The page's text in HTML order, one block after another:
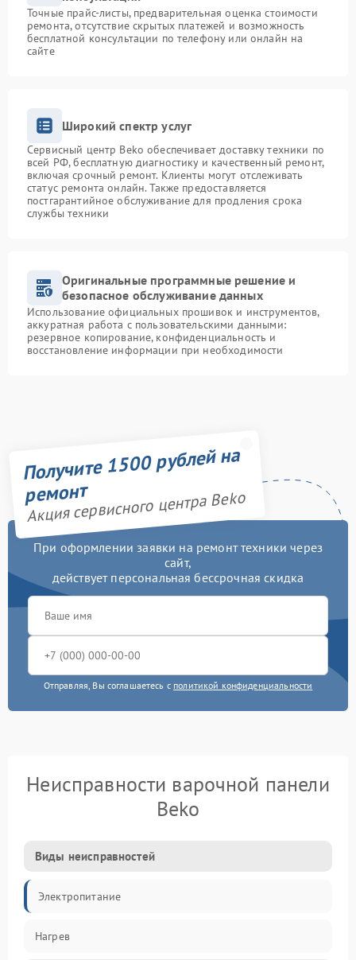
Точные прайс-листы, предварительная оценка стоимости
ремонта, отсутствие скрытых платежей и возможность
бесплатной консультации по телефону или онлайн на
сайте
Широкий спектр услуг
Сервисный центр Beko обеспечивает доставку техники по
всей РФ, бесплатную диагностику и качественный ремонт,
включая срочный ремонт. Клиенты могут отслеживать
статус ремонта онлайн. Также предоставляется
постгарантийное обслуживание для продления срока
службы техники
Оригинальные программные решение и
безопасное обслуживание данных
Использование официальных прошивок и инструментов,
аккуратная работа с пользовательскими данными:
резервное копирование, конфиденциальность и
восстановление информации при необходимости
Получите 1500 рублей на
ремонт
Акция сервисного центра Beko
При оформлении заявки на ремонт техники через
сайт,
действует персональная бессрочная скидка
Отправляя, Вы соглашаетесь с политикой конфиденциальности
Неисправности варочной панели
Beko
Виды неисправностей
Электропитание
Нагрев